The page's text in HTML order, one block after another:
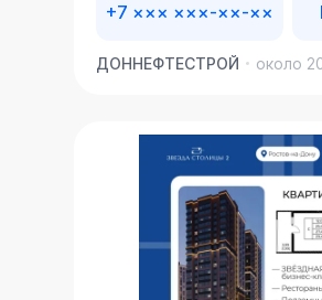
+7 ××× ×××-××-××
ДОННЕФТЕСТРОЙ около